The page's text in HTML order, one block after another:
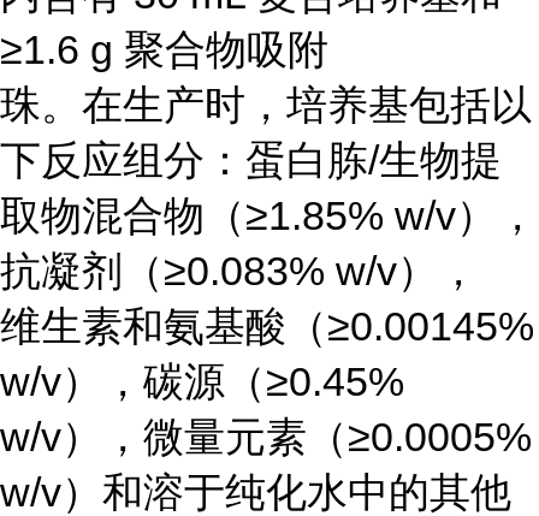
≥1.6 g 聚合物吸附
珠。在生产时，培养基包括以
下反应组分：蛋白胨/生物提
取物混合物（≥1.85% w/v），
抗凝剂（≥0.083% w/v），
维生素和氨基酸（≥0.00145%
w/v），碳源（≥0.45%
w/v），微量元素（≥0.0005%
w/v）和溶于纯化水中的其他